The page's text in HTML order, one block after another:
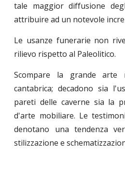
tale maggior diffusione
attribuire ad un notevole
Le usanze funerarie non
rilievo rispetto al Paleolitico.
Scompare la grande arte
cantabrica; decadono sia
pareti delle caverne sia la
d'arte mobiliare. Le
denotano una tendenza
stilizzazione e